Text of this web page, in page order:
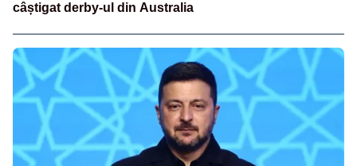
câștigat derby-ul din Australia